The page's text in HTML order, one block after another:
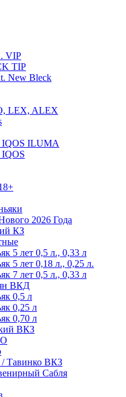
VIP
TIP
New Bleck
LEX, ALEX
IQOS ILUMA
2026 Года
КЗ
5 лет 0,5 л., 0,33 л
5 лет 0,18 л., 0,25 л.
7 лет 0,5 л., 0,33 л
ВКД
0,5 л
0,25 л
0,70 л
ВКЗ
ВКЗ
Сабля